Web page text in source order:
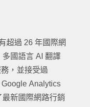
超過 26 年國際網
國語言 AI 翻譯
，並接受過
Analytics
新國際網路行銷